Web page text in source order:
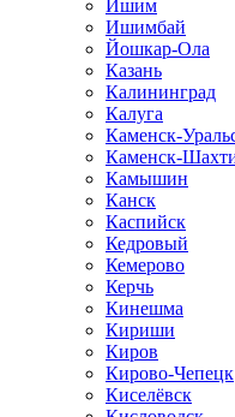
Ишим
Ишимбай
Йошкар-Ола
Казань
Калининград
Калуга
Каменск-
Каменск-
Камышин
Канск
Каспийск
Кедровый
Кемерово
Керчь
Кинешма
Кириши
Киров
Кирово-Чепецк
Киселёвск